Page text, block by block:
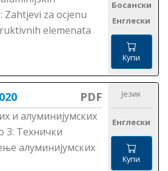
Zahtjevi za ocjenu
elemenata
Босански
Енглески
Купи
PDF
и алуминијумских
3: Технички
алуминијумских
Језик
Енглески
Купи